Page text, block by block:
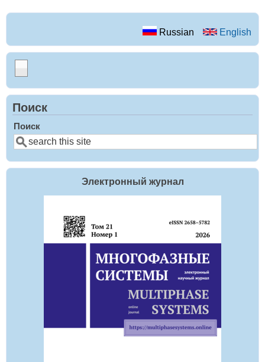
Russian English
Поиск
Поиск
Электронный журнал